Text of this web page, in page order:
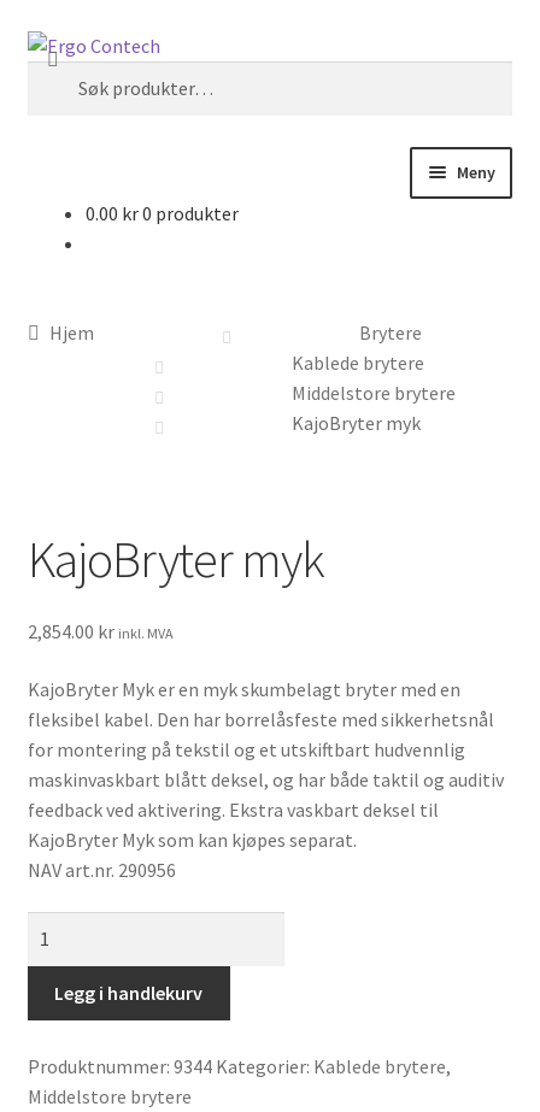
innholdet
Hopp
navigasjon
Hopp
Søk
Søk
Meny
Kommunikasjon
Informasjon
0.00 kr0 produkter
Hjem
Brytere
Kablede brytere
Middelstore brytere
KajoBryter myk
KajoBryter myk
2,854.00 kr inkl. MVA
KajoBryter Myk er en myk skumbelagt bryter med en
fleksibel kabel. Den har borrelåsfeste med sikkerhetsnål
for montering på tekstil og et utskiftbart hudvennlig
maskinvaskbart blått deksel, og har både taktil og auditiv
feedback ved aktivering. Ekstra vaskbart deksel til
KajoBryter Myk som kan kjøpes separat.
NAV art.nr. 290956
antallLegg i handlekurv
Produktnummer: 9344 Kategorier: Kablede brytere,
Middelstore brytere